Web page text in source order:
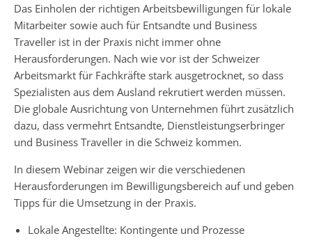
Das Einholen der richtigen Arbeitsbewilligungen für lokale
Mitarbeiter sowie auch für Entsandte und Business
Traveller ist in der Praxis nicht immer ohne
Herausforderungen. Nach wie vor ist der Schweizer
Arbeitsmarkt für Fachkräfte stark ausgetrocknet, so dass
Spezialisten aus dem Ausland rekrutiert werden müssen.
Die globale Ausrichtung von Unternehmen führt zusätzlich
dazu, dass vermehrt Entsandte, Dienstleistungserbringer
und Business Traveller in die Schweiz kommen.
In diesem Webinar zeigen wir die verschiedenen
Herausforderungen im Bewilligungsbereich auf und geben
Tipps für die Umsetzung in der Praxis.
Lokale Angestellte: Kontingente und Prozesse